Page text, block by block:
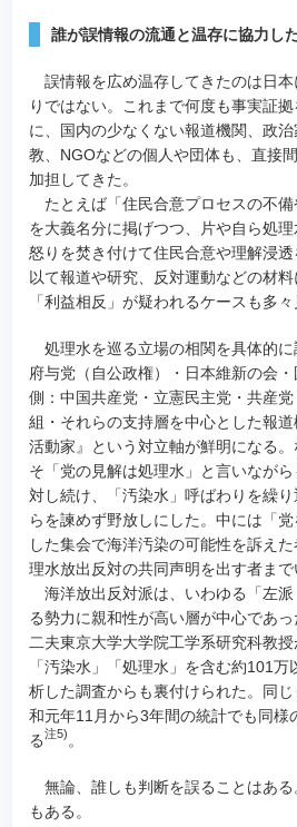
誰が誤情報の流通と温存に協力し
誤情報を広め温存してきたのは日
りではない。これまで何度も事実証
に、国内の少なくない報道機関、政
教、NGOなどの個人や団体も、直接
加担してきた。
たとえば「住民合意プロセスの不
を大義名分に掲げつつ、片や自ら処理
怒りを焚き付けて住民合意や理解浸
以て報道や研究、反対運動などの材料
「利益相反」が疑われるケースも多々
処理水を巡る立場の相関を具体的に
府与党（自公政権）・日本維新の会
側：中国共産党・立憲民主党・共産
組・それらの支持層を中心とした報道
活動家』という対立軸が鮮明になる
そ「党の見解は処理水」と言いなが
対し続け、「汚染水」呼ばわりを繰
らを諫めず野放しにした。中には「
した集会で海洋汚染の可能性を訴え
理水放出反対の共同声明を出す者まで
海洋放出反対派は、いわゆる「左派
る勢力に親和性が高い層が中心であ
二夫東京大学大学院工学系研究科教
「汚染水」「処理水」を含む約101
析した調査からも裏付けられた。同
和元年11月から3年間の統計でも同様
る注5) 。
無論、誰しも判断を誤ることはある
もある。